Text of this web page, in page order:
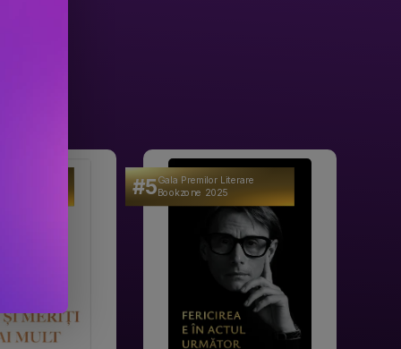
#5Gala Premilor Literare
Bookzone 2025